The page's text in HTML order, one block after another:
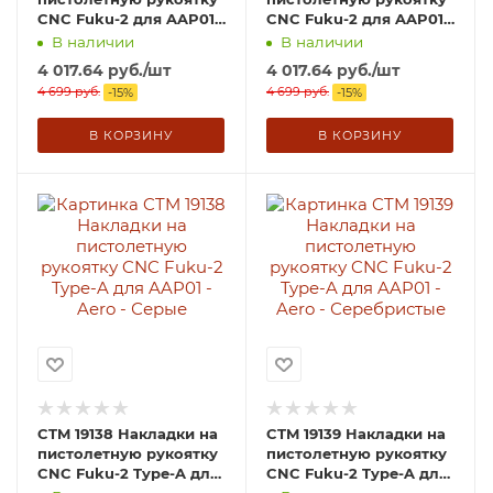
CNC Fuku-2 для AAP01 -
Чёрные
В наличии
4 017.64 руб./шт
4 699руб. -15%
В КОРЗИНУ
CNC Fuku-2 для AAP01 -
Золотые
В наличии
4 017.64 руб./шт
4 699руб. -15%
В КОРЗИНУ
CTM 19138 Накладки на
пистолетную рукоятку
CNC Fuku-2 Type-A для
CTM 19139 Накладки на
пистолетную рукоятку
CNC Fuku-2 Type-A для